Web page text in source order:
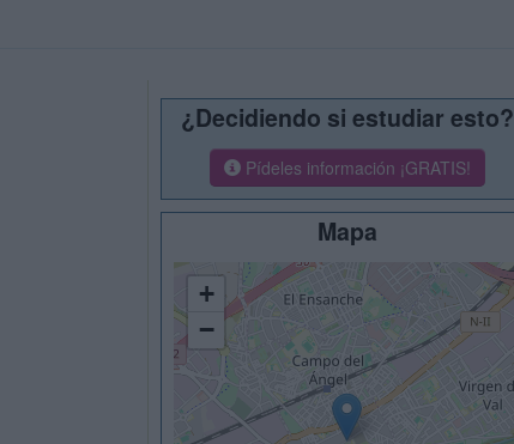
¿Decidiendo si estudiar esto?
Pídeles información ¡GRATIS!
Mapa
+
−